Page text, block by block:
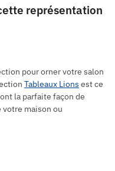
représentation
pour orner votre salon
Tableaux Lions est ce
la parfaite façon de
votre maison ou